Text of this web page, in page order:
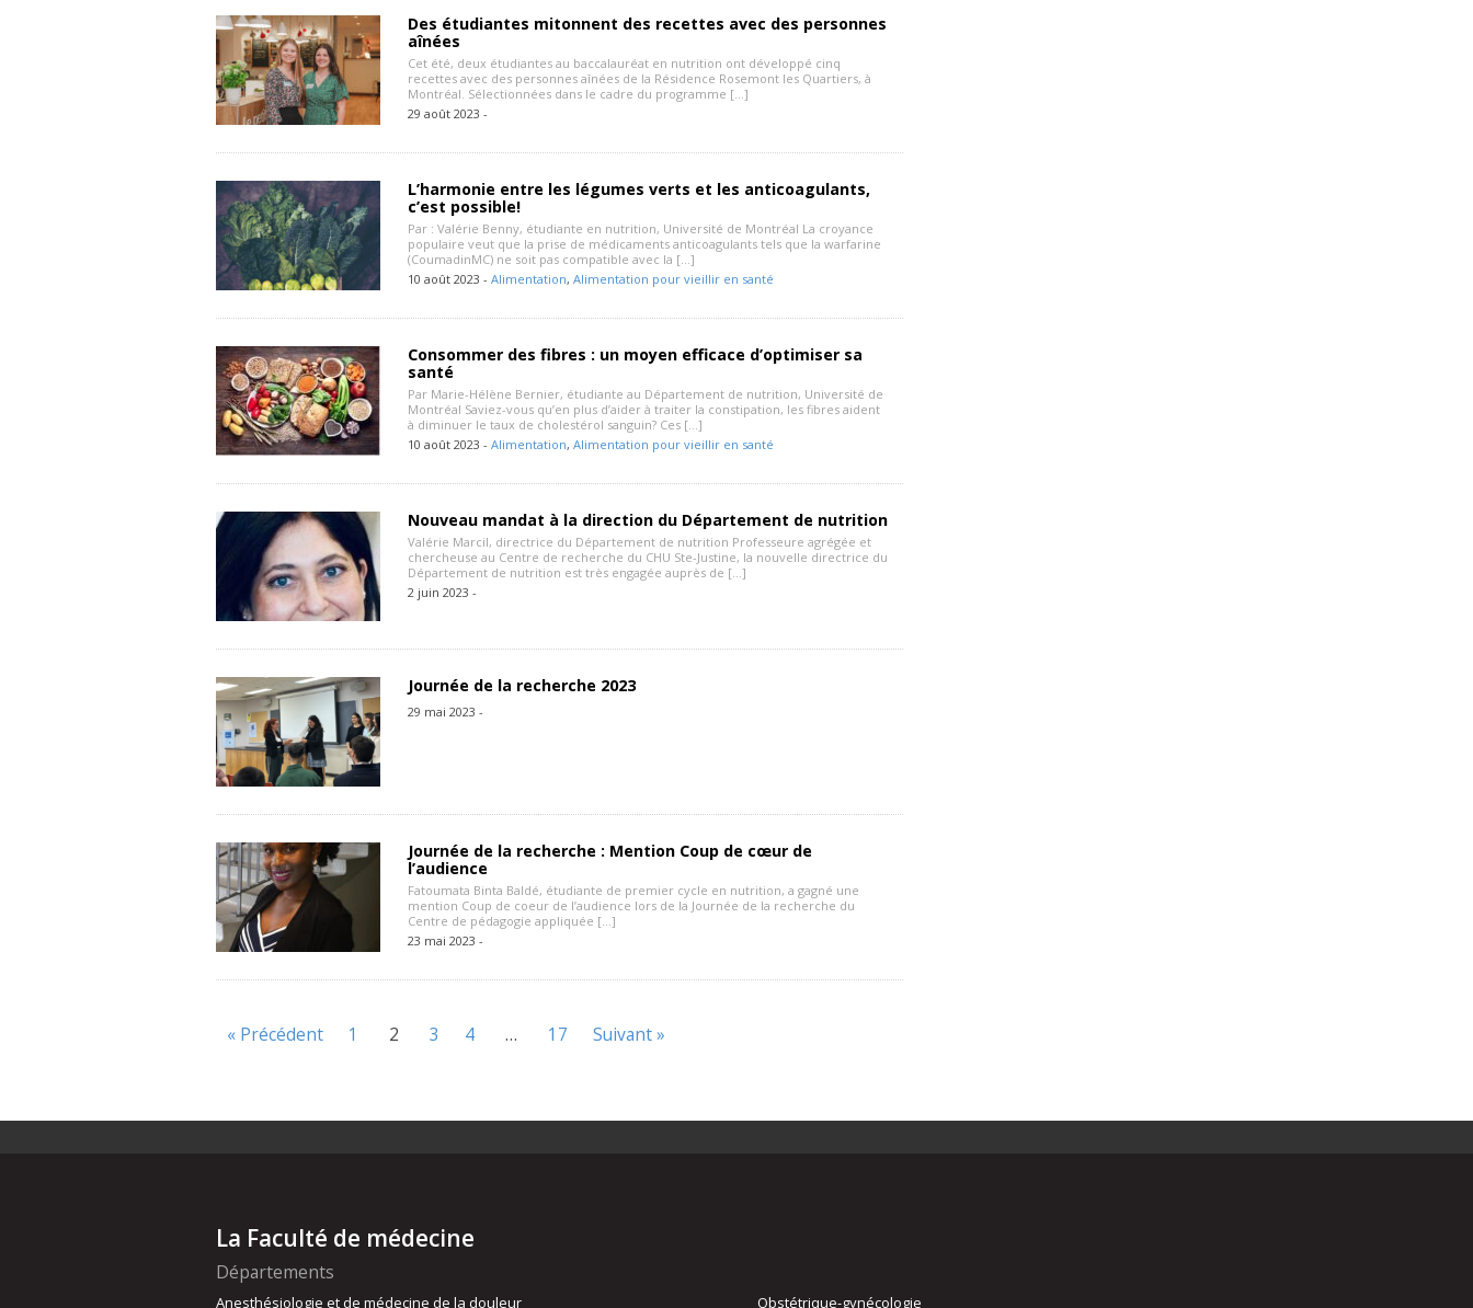
Des étudiantes mitonnent des recettes avec des personnes
aînées
Cet été, deux étudiantes au baccalauréat en nutrition ont développé cinq
recettes avec des personnes aînées de la Résidence Rosemont les Quartiers, à
Montréal. Sélectionnées dans le cadre du programme […]
29 août 2023 -
L’harmonie entre les légumes verts et les anticoagulants,
c’est possible!
Par : Valérie Benny, étudiante en nutrition, Université de Montréal La croyance
populaire veut que la prise de médicaments anticoagulants tels que la warfarine
(CoumadinMC) ne soit pas compatible avec la […]
10 août 2023 - Alimentation, Alimentation pour vieillir en santé
Consommer des fibres : un moyen efficace d’optimiser sa
santé
Par Marie-Hélène Bernier, étudiante au Département de nutrition, Université de
Montréal Saviez-vous qu’en plus d’aider à traiter la constipation, les fibres aident
à diminuer le taux de cholestérol sanguin? Ces […]
10 août 2023 - Alimentation, Alimentation pour vieillir en santé
Nouveau mandat à la direction du Département de nutrition
Valérie Marcil, directrice du Département de nutrition Professeure agrégée et
chercheuse au Centre de recherche du CHU Ste-Justine, la nouvelle directrice du
Département de nutrition est très engagée auprès de […]
2 juin 2023 -
Journée de la recherche 2023
29 mai 2023 -
Journée de la recherche : Mention Coup de cœur de
l’audience
Fatoumata Binta Baldé, étudiante de premier cycle en nutrition, a gagné une
mention Coup de coeur de l’audience lors de la Journée de la recherche du
Centre de pédagogie appliquée […]
23 mai 2023 -
« Précédent 1 2 3 4 … 17 Suivant »
La Faculté de médecine
Départements
Anesthésiologie et de médecine de la douleur Obstétrique-gynécologie